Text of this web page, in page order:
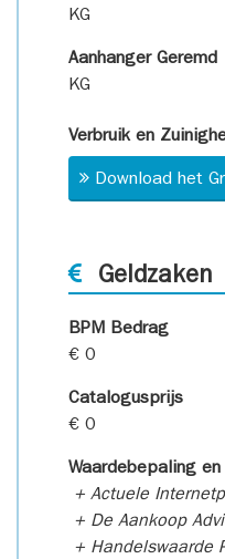
KG
Aanhanger Geremd
KG
Verbruik en
Download het
Geldzaken
BPM Bedrag
€ 0
Catalogusprijs
€ 0
Waardebepaling
+ Actuele
+ De Aankoop
+ Handelswaarde